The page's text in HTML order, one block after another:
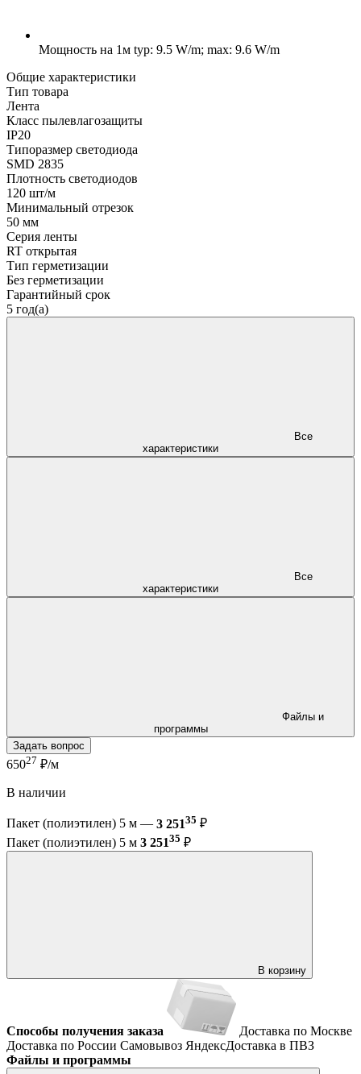
Мощность на 1м typ: 9.5 W/m; max: 9.6 W/m
Общие характеристики
Тип товара
Лента
Класс пылевлагозащиты
IP20
Типоразмер светодиода
SMD 2835
Плотность светодиодов
120 шт/м
Минимальный отрезок
50 мм
Серия ленты
RT открытая
Тип герметизации
Без герметизации
Гарантийный срок
5 год(а)
характеристики
характеристики
программы
Задать вопрос
65027 ₽/м
В наличии
Пакет (полиэтилен) 5 м — 3 25135 ₽
Пакет (полиэтилен) 5 м 3 25135 ₽
В корзину
Способы получения заказа
Доставка по Москве
Доставка по России Самовывоз ЯндексДоставка в ПВЗ
Файлы и программы